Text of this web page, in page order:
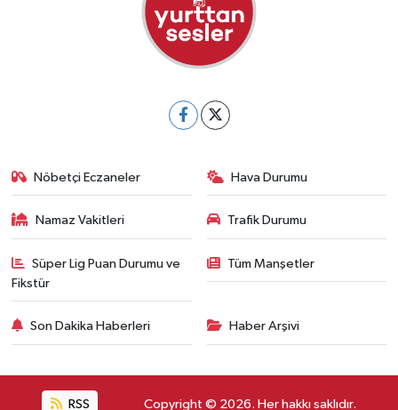
Nöbetçi Eczaneler Hava Durumu
Namaz Vakitleri Trafik Durumu
Süper Lig Puan Durumu ve
Fikstür
Tüm Manşetler
Son Dakika Haberleri Haber Arşivi
RSS Copyright © 2026. Her hakkı saklıdır.